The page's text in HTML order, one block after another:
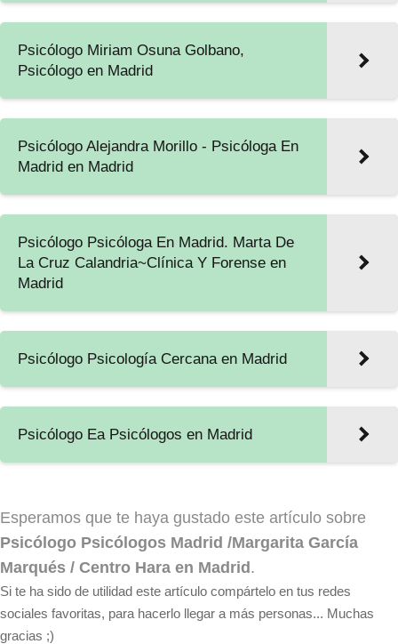
Psicólogo Miriam Osuna Golbano,
Psicólogo en Madrid
Psicólogo Alejandra Morillo - Psicóloga En
Madrid en Madrid
Psicólogo Psicóloga En Madrid. Marta De
La Cruz Calandria~Clínica Y Forense en
Madrid
Psicólogo Psicología Cercana en Madrid
Psicólogo Ea Psicólogos en Madrid
Esperamos que te haya gustado este artículo sobre
Psicólogo Psicólogos Madrid /Margarita García
Marqués / Centro Hara en Madrid.
Si te ha sido de utilidad este artículo compártelo en tus redes
sociales favoritas, para hacerlo llegar a más personas... Muchas
gracias ;)